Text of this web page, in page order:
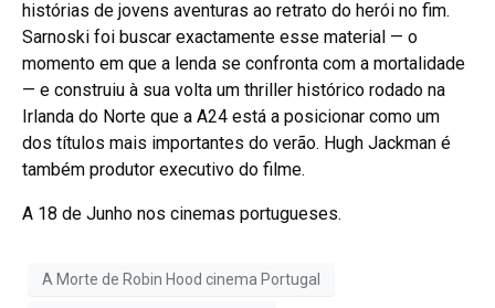
histórias de jovens aventuras ao retrato do herói no fim.
Sarnoski foi buscar exactamente esse material — o
momento em que a lenda se confronta com a mortalidade
— e construiu à sua volta um thriller histórico rodado na
Irlanda do Norte que a A24 está a posicionar como um
dos títulos mais importantes do verão. Hugh Jackman é
também produtor executivo do filme.
A 18 de Junho nos cinemas portugueses.
A Morte de Robin Hood cinema Portugal